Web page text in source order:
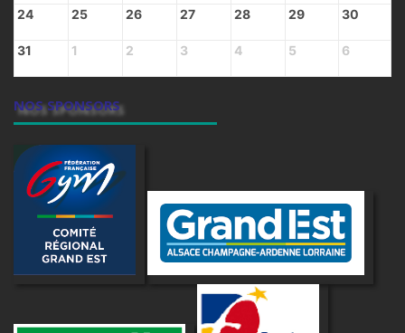
24 25 26 27 28 29 30
31 1 2 3 4 5 6
NOS SPONSORS